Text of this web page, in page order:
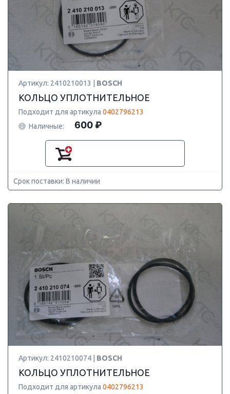
Артикул: 2410210013 | BOSCH
КОЛЬЦО УПЛОТНИТЕЛЬНОЕ
Подходит для артикула 0402796213
Наличные:
600 ₽
Срок поставки: В наличии
Артикул: 2410210074 | BOSCH
КОЛЬЦО УПЛОТНИТЕЛЬНОЕ
Подходит для артикула 0402796213